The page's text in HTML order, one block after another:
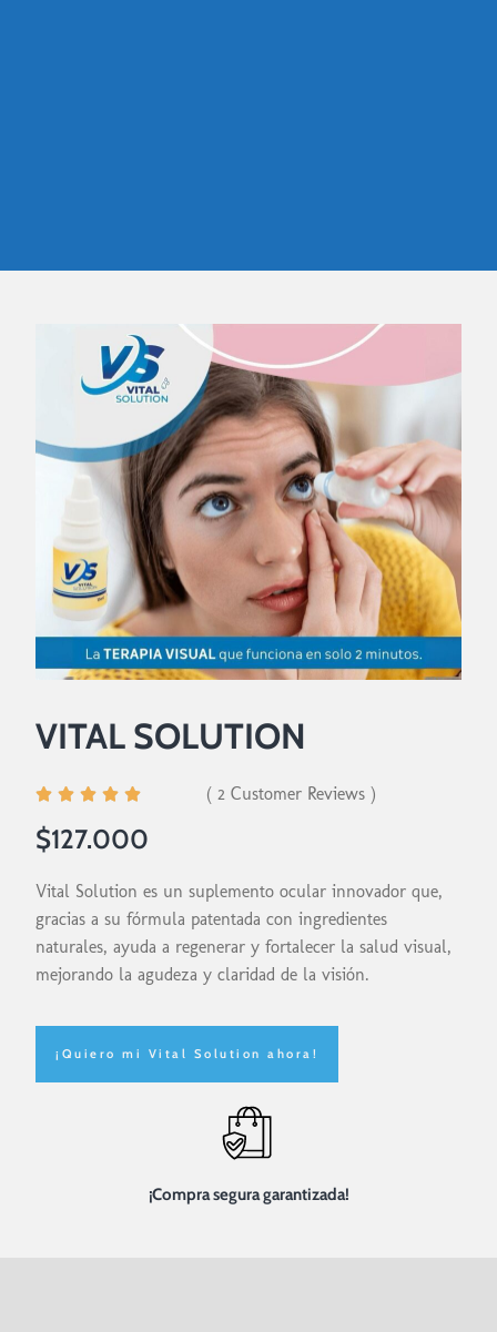
VITAL SOLUTION
     ( 2 Customer Reviews )
$127.000
Vital Solution es un suplemento ocular innovador que,
gracias a su fórmula patentada con ingredientes
naturales, ayuda a regenerar y fortalecer la salud visual,
mejorando la agudeza y claridad de la visión.
¡Quiero mi Vital Solution ahora!
¡Compra segura garantizada!